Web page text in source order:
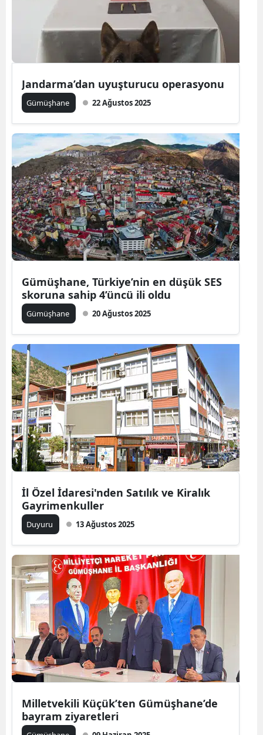
Samsun
Siirt
Sivas
Tokat
Trabzon
Tunceli
Şanlıurfa
Uşak
Van
Yozgat
Zonguldak
Aksaray
Bayburt
Karaman
Kırıkkale
Batman
Şırnak
Yalova
Karabük
Kilis
Osmaniye
Düzce
Jandarma’dan uyuşturucu operasyonu
Gümüşhane 22 Ağustos 2025
Gümüşhane, Türkiye’nin en düşük SES
skoruna sahip 4’üncü ili oldu
Gümüşhane 20 Ağustos 2025
İl Özel İdaresi'nden Satılık ve Kiralık
Gayrimenkuller
Duyuru 13 Ağustos 2025
Milletvekili Küçük’ten Gümüşhane’de
bayram ziyaretleri